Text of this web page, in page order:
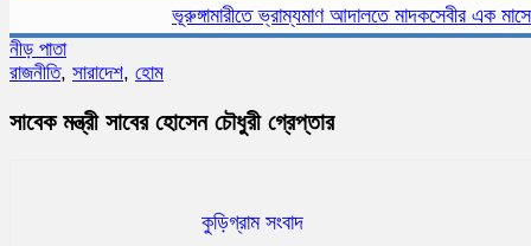
ভূরুঙ্গামারীতে ভ্রাম্যমাণ আদালতে মাদকসেবীর এক মাসের
নীড় পাতা
রাজনীতি, সারাদেশ, হোম
সাবেক মন্ত্রী সাবের হোসেন চৌধুরী গ্রেপ্তার
কুড়িগ্রাম সংবাদ